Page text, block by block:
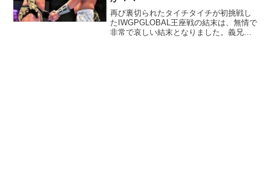
再び裏切られたタイチタイチが初挑戦し
たIWGPGLOBAL王座戦の結末は、無情で
非常で哀しい結末となりました。義兄弟